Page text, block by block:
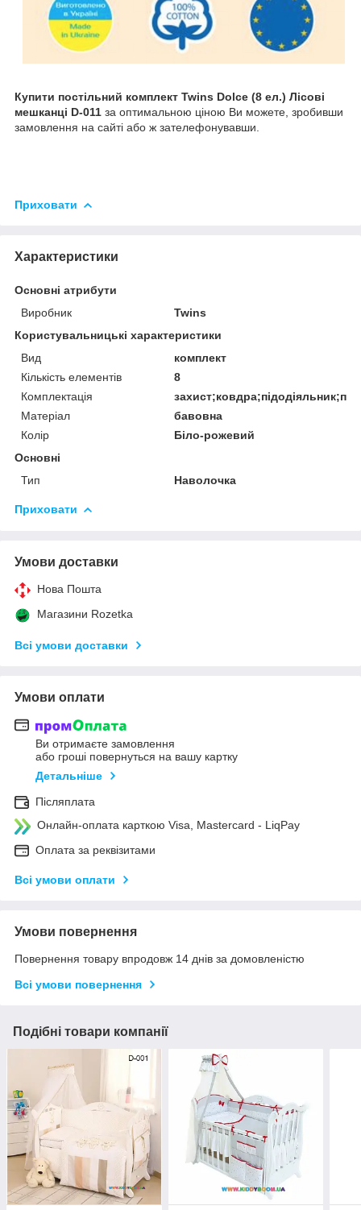
Купити постільний комплект Twins Dolce (8 ел.) Лісові
мешканці D-011 за оптимальною ціною Ви можете, зробивши
замовлення на сайті або ж зателефонувавши.
Приховати
Характеристики
Основні атрибути
Виробник
Twins
Користувальницькі характеристики
Вид
комплект
Кількість елементів
8
Комплектація
Матеріал
бавовна
Колір
Біло-рожевий
Основні
Тип
Наволочка
Приховати
Умови доставки
Нова Пошта
Магазини Rozetka
Всі умови доставки
Умови оплати
Ви отримаєте замовлення
або гроші повернуться на вашу картку
Детальніше
Післяплата
Онлайн-оплата карткою Visa, Mastercard - LiqPay
Оплата за реквізитами
Всі умови оплати
Умови повернення
Повернення товару впродовж 14 днів за домовленістю
Всі умови повернення
Подібні товари компанії